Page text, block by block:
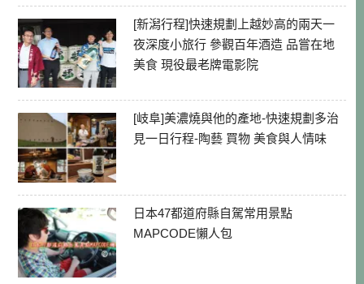
[新潟行程]快速規劃上越妙高的兩天一
夜深度小旅行 參觀百年酒造 品嘗在地
美食 現役最老牌電影院
[岐阜]美濃燒與他的產地-快速規劃多治
見一日行程-陶藝 買物 美食與人情味
日本47都道府縣自駕常用景點
MAPCODE懶人包